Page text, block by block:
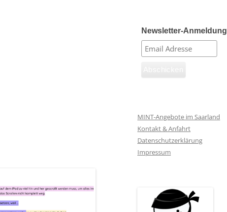
Newsletter-Anmeldung
MINT-Angebote im Saarland
Kontakt & Anfahrt
Datenschutzerklärung
Impressum